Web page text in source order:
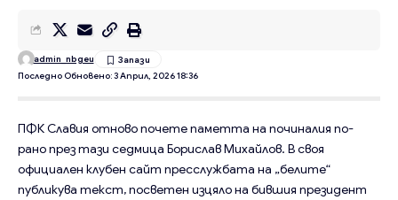
Последно Обновено: 3 Април, 2026 18:36
admin_nbgeu
ПФК Славия отново почете паметта на починалия по-
рано през тази седмица Борислав Михайлов. В своя
официален клубен сайт пресслужбата на „белите“
публикува текст, посветен изцяло на бившия президент